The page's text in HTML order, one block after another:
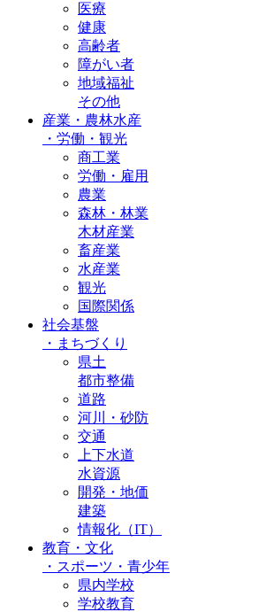
医療
健康
高齢者
障がい者
地域福祉
その他
産業・農林水産
・ 労働・観光
商工業
労働・雇用
農業
森林・林業
木材産業
畜産業
水産業
観光
国際関係
社会基盤
・ まちづくり
県土
都市整備
道路
河川・砂防
交通
上下水道
水資源
開発・地価
建築
情報化（IT）
教育・文化
・ スポーツ・青少年
県内学校
学校教育